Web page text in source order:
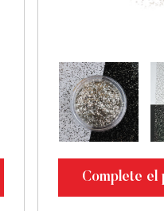
Complete el